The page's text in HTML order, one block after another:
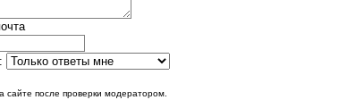
после проверки модератором.